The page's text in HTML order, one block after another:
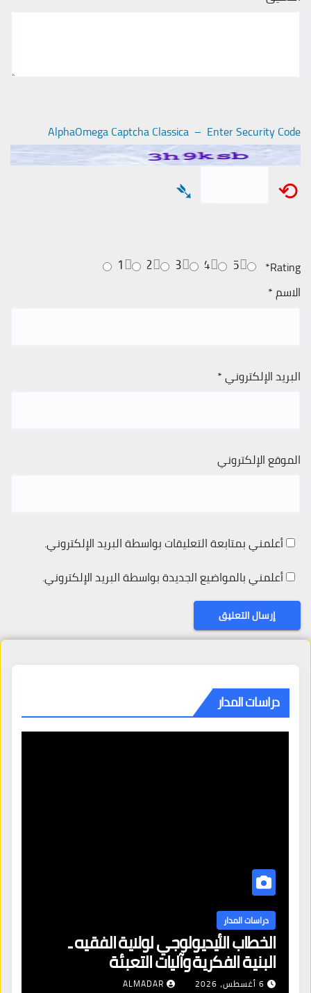
AlphaOmega Captcha Classica – Enter Security Code
⟲
➴
Rating
*
5
4
3
2
1
الاسم*
البريد الإلكتروني*
الموقع الإلكتروني
أعلمني بمتابعة التعليقات بواسطة البريد الإلكتروني.
أعلمني بالمواضيع الجديدة بواسطة البريد الإلكتروني.
دراسات المدار
دراسات المدار
الخطاب الأيديولوجي لولاية الفقيه ـ
البنية الفكرية وآليات التعبئة
6 أغسطس، 2026 ALMADAR